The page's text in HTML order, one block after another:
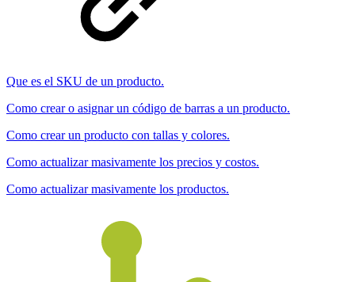
Que es el SKU de un producto.
Como crear o asignar un código de barras a un producto.
Como crear un producto con tallas y colores.
Como actualizar masivamente los precios y costos.
Como actualizar masivamente los productos.